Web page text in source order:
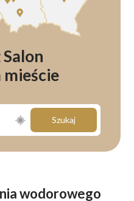
Szukaj
wodorowego